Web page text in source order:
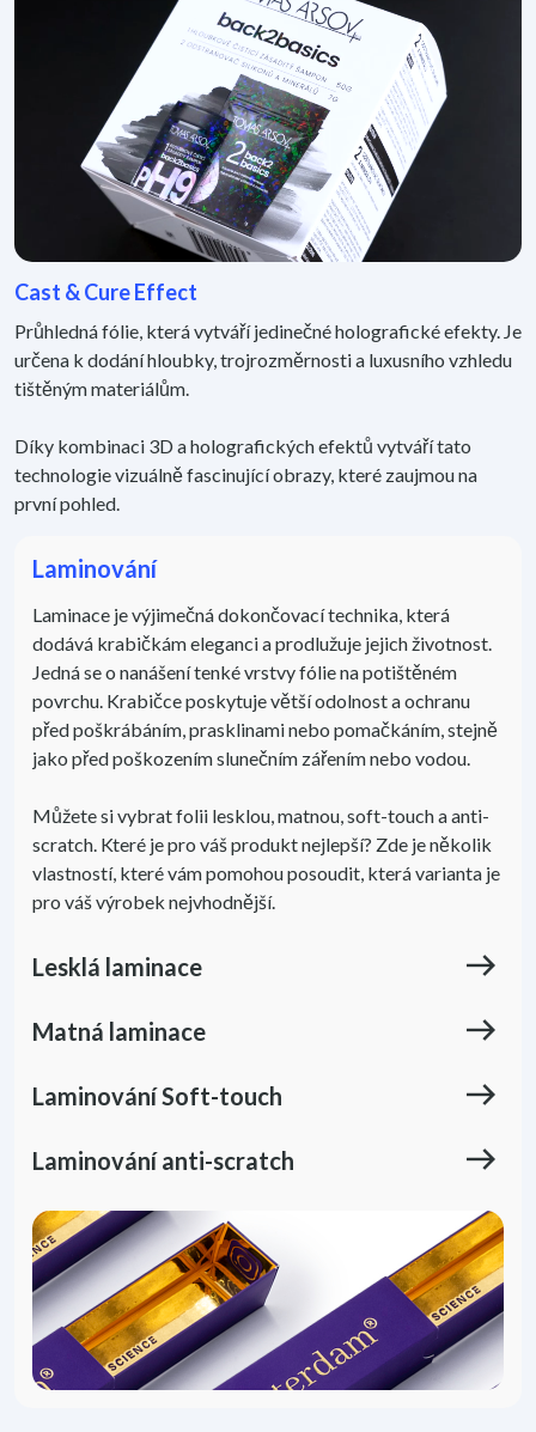
Cast & Cure Effect
Průhledná fólie, která vytváří jedinečné holografické efekty. Je
určena k dodání hloubky, trojrozměrnosti a luxusního vzhledu
tištěným materiálům.
Díky kombinaci 3D a holografických efektů vytváří tato
technologie vizuálně fascinující obrazy, které zaujmou na
první pohled.
Laminování
Laminace je výjimečná dokončovací technika, která
dodává krabičkám eleganci a prodlužuje jejich životnost.
Jedná se o nanášení tenké vrstvy fólie na potištěném
povrchu. Krabičce poskytuje větší odolnost a ochranu
před poškrábáním, prasklinami nebo pomačkáním, stejně
jako před poškozením slunečním zářením nebo vodou.
Můžete si vybrat folii lesklou, matnou, soft-touch a anti-
scratch. Které je pro váš produkt nejlepší? Zde je několik
vlastností, které vám pomohou posoudit, která varianta je
pro váš výrobek nejvhodnější.
Lesklá laminace east
Matná laminace east
LaminováníSoft-touch east
Laminováníanti-scratch east